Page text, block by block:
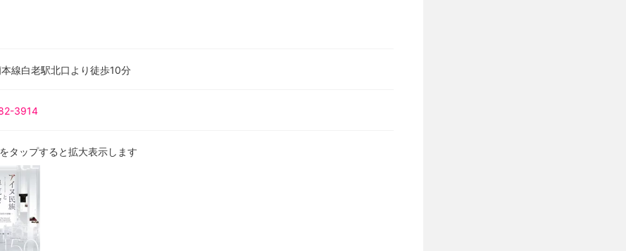
線白老駅北口より徒歩10分
3914
タップすると拡大表示します